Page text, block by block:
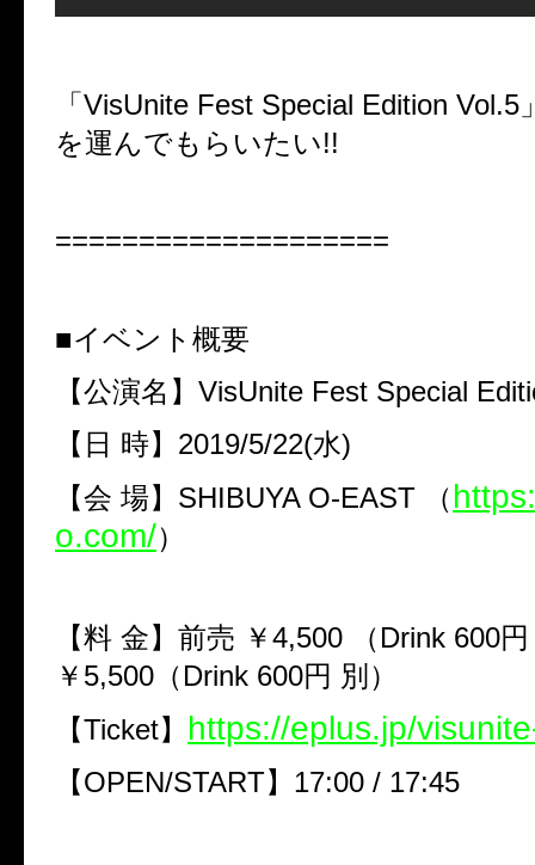
「 VisUnite Fest Special Edition Vol.5
を運んでもらいたい!!
====================
■イベント概要
【公演名】 VisUnite Fest Special
【日 時】 2019/5/22(水)
【会 場】 SHIBUYA O-EAST （
o.com/）
【料 金】前売 ￥4,500 （Drink 600円
￥ 5,500 （Drink 600円 別）
【Ticket】 https://eplus.jp/
【OPEN/START】 17:00 / 17:45